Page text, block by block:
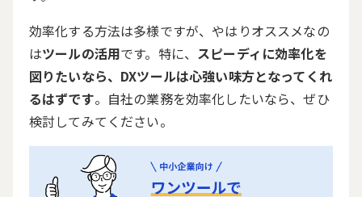
効率化する方法は多様ですが、やはりオススメなの
はツールの活用です。特に、 スピーディに効率化を
図りたいなら、DXツールは心強い味方となってくれ
るはずです。自社の業務を効率化したいなら、ぜひ
検討してみてください。